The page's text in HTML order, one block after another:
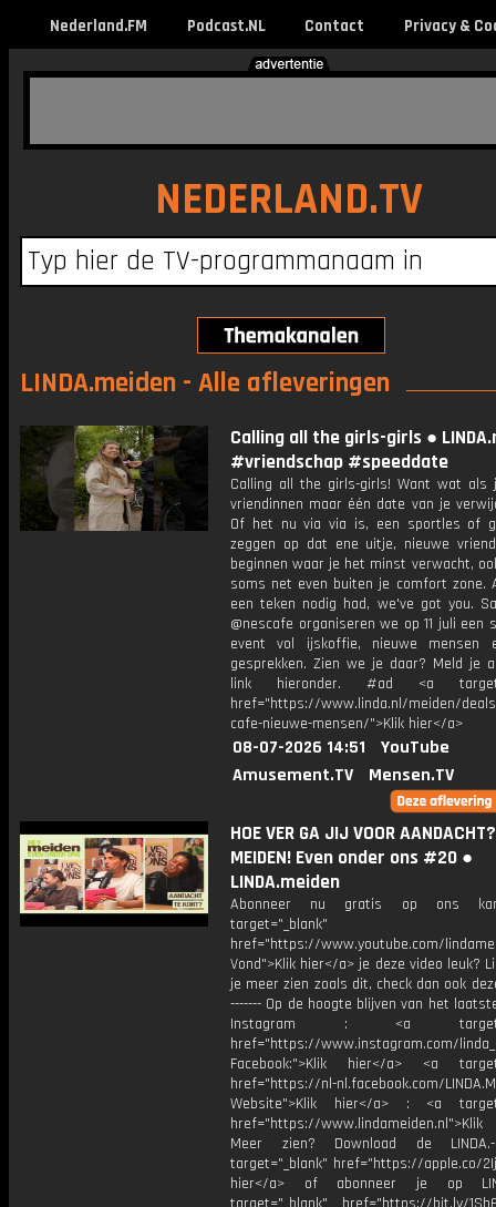
Nederland.FM Podcast.NL Contact Privacy &
NEDERLAND.TV
LINDA.meiden - Alle afleveringen
Calling all the girls-girls ●
#vriendschap #speeddate
Calling all the girls-girls! Want wat als
vriendinnen maar één date van je
Of het nu via via is, een sportles of
zeggen op dat ene uitje, nieuwe
beginnen waar je het minst verwacht,
soms net even buiten je comfort zone.
een teken nodig had, we've got you.
@nescafe organiseren we op 11 juli een
event vol ijskoffie, nieuwe mensen
gesprekken. Zien we je daar? Meld je
link hieronder. #ad <a
href="https://www.linda.nl/meiden/
cafe-nieuwe-mensen/">Klik hier</a>
08-07-2026 14:51
YouTube
Amusement.TV
Mensen.TV
HOE VER GA JIJ VOOR
MEIDEN! Even onder ons #20 ●
LINDA.meiden
Abonneer nu gratis op ons
target="_blank"
href="https://www.youtube.com/
Vond">Klik hier</a> je deze video leuk?
je meer zien zoals dit, check dan ook
------- Op de hoogte blijven van het
Instagram : <a
href="https://www.instagram.com/
Facebook:">Klik hier</a> <a
href="https://nl-nl.facebook.com/
Website">Klik hier</a> : <a
href="https://
Meer zien? Download de
target="_blank" href="https://apple.co/
hier</a> of abonneer je op